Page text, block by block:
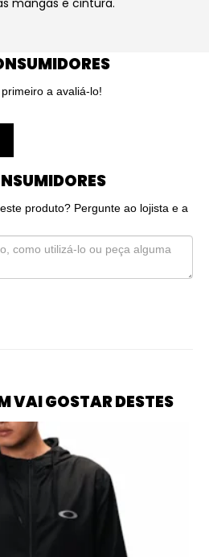
mangas e cintura.
a avaliá-lo!
produto? Pergunte ao lojista e a
VAI GOSTAR DESTES